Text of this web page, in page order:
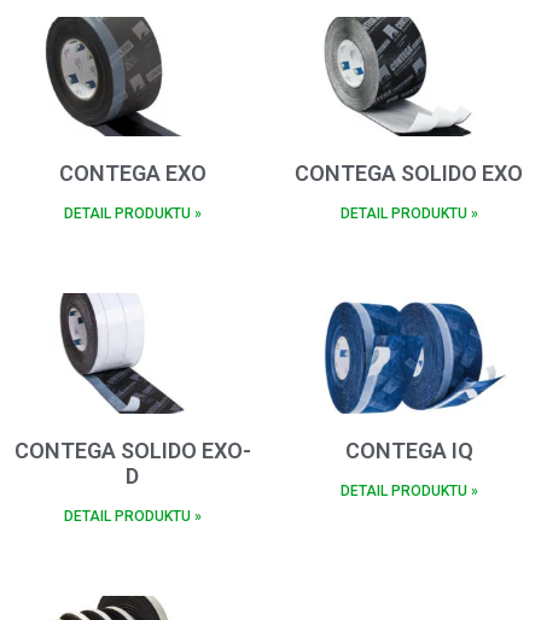
CONTEGA EXO
DETAIL PRODUKTU »
CONTEGA SOLIDO EXO
DETAIL PRODUKTU »
CONTEGA SOLIDO EXO-
D
DETAIL PRODUKTU »
CONTEGA IQ
DETAIL PRODUKTU »